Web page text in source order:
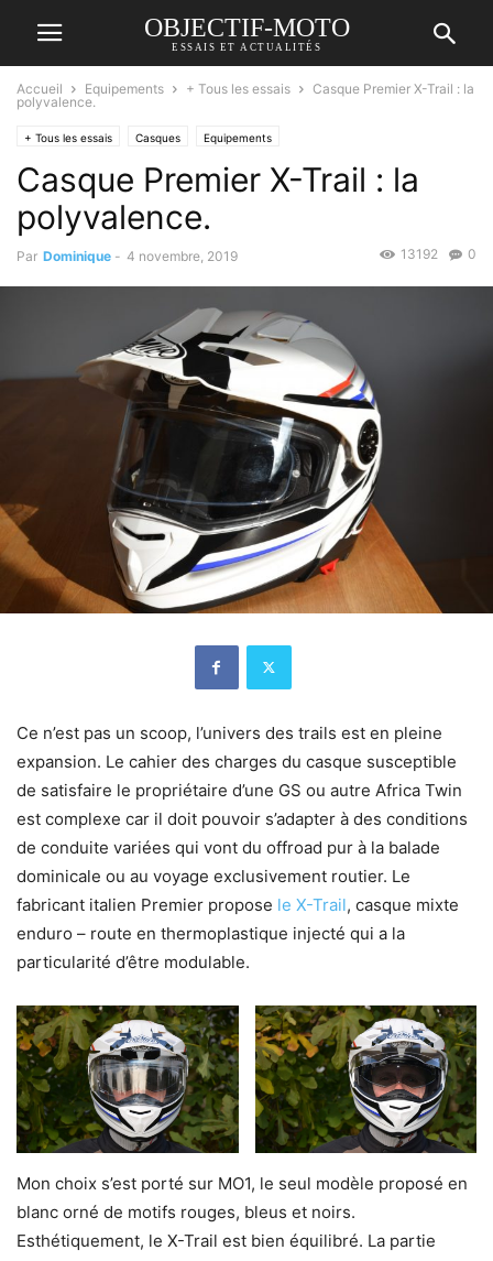
OBJECTIF-MOTO
ESSAIS ET ACTUALITÉS
Accueil Equipements + Tous les essais
Casque Premier X-Trail : la
polyvalence.
+ Tous les essais Casques Equipements
Casque Premier X-Trail : la
polyvalence.
Par Dominique - 4 novembre, 2019 0
13192
Ce n’est pas un scoop, l’univers des trails est en pleine
expansion. Le cahier des charges du casque susceptible
de satisfaire le propriétaire d’une GS ou autre Africa Twin
est complexe car il doit pouvoir s’adapter à des conditions
de conduite variées qui vont du offroad pur à la balade
dominicale ou au voyage exclusivement routier. Le
fabricant italien Premier propose le X-Trail, casque mixte
enduro – route en thermoplastique injecté qui a la
particularité d’être modulable.
Mon choix s’est porté sur MO1, le seul modèle proposé en
blanc orné de motifs rouges, bleus et noirs.
Esthétiquement, le X-Trail est bien équilibré. La partie